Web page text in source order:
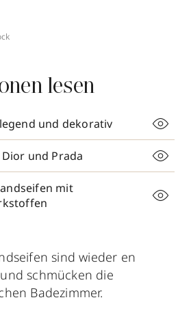
lesen
und dekorativ
und Prada
mit
sind wieder en
schmücken die
Badezimmer.